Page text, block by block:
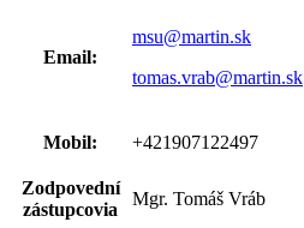
Email:
msu@martin.sk
tomas.vrab@martin.sk
Mobil: +421907122497
Zodpovední
zástupcovia
Mgr. Tomáš Vráb